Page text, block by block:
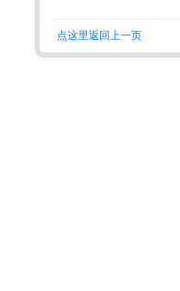
点这里返回上一页